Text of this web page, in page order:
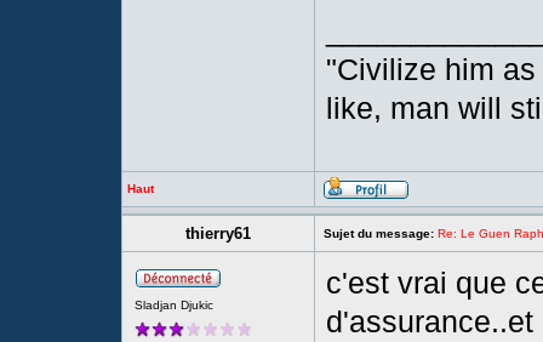
"Civilize him
like, man will
Haut
thierry61 Sujet du message: Re: Le Guen
Sladjan Djukic
c'est vrai que